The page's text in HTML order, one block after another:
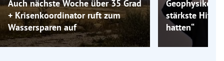
Auch nächste Woche über 35 Grad
+ Krisenkoordinator ruft zum
Wassersparen auf
Geophysiker:
stärkste
hatten“